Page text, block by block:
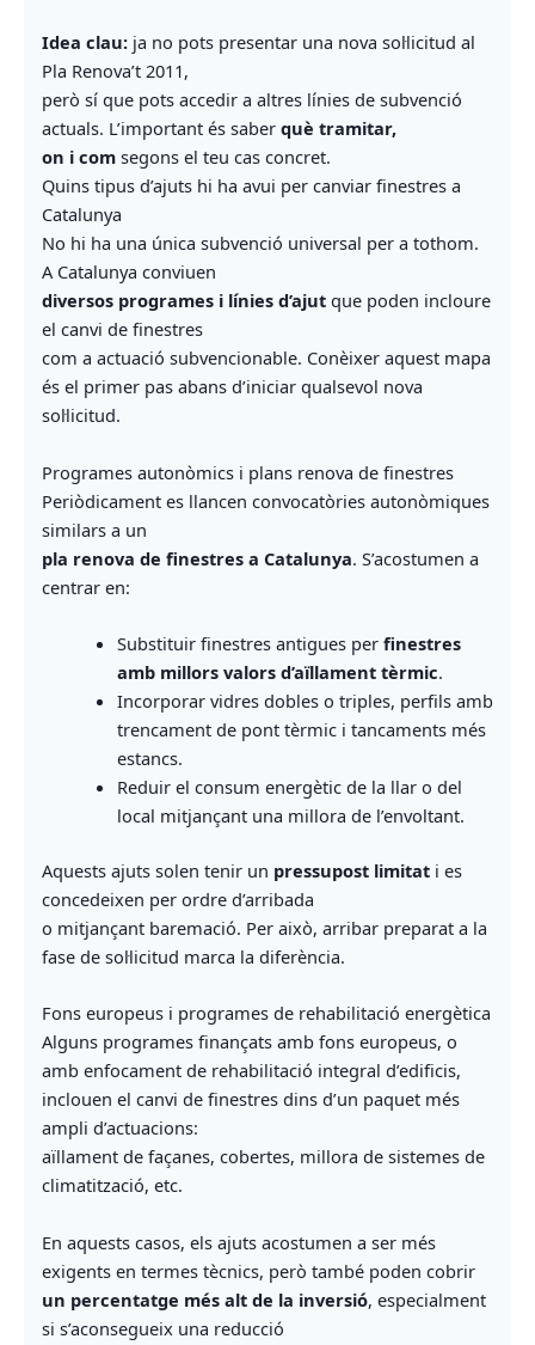
Idea clau:ja no pots presentar una nova sol·licitud al
Pla Renova’t 2011,
però sí que pots accedir a altres línies de subvenció
actuals. L’important és saber què tramitar,
on i comsegons el teu cas concret.
Quins tipus d’ajuts hi ha avui per canviar finestres a
Catalunya
No hi ha una única subvenció universal per a tothom.
A Catalunya conviuen
diversos programes i línies d’ajutque poden incloure
el canvi de finestres
com a actuació subvencionable. Conèixer aquest mapa
és el primer pas abans d’iniciar qualsevol nova
sol·licitud.
Programes autonòmics i plans renova de finestres
Periòdicament es llancen convocatòries autonòmiques
similars a un
pla renova de finestres a Catalunya. S’acostumen a
centrar en:
Substituir finestres antigues perfinestres
amb millors valors d’aïllament tèrmic.
Incorporar vidres dobles o triples, perfils amb
trencament de pont tèrmic i tancaments més
estancs.
Reduir el consum energètic de la llar o del
local mitjançant una millora de l’envoltant.
Aquests ajuts solen tenir un pressupost limitati es
concedeixen per ordre d’arribada
o mitjançant baremació. Per això, arribar preparat a la
fase de sol·licitud marca la diferència.
Fons europeus i programes de rehabilitació energètica
Alguns programes finançats amb fons europeus, o
amb enfocament de rehabilitació integral d’edificis,
inclouen el canvi de finestres dins d’un paquet més
ampli d’actuacions:
aïllament de façanes, cobertes, millora de sistemes de
climatització, etc.
En aquests casos, els ajuts acostumen a ser més
exigents en termes tècnics, però també poden cobrir
un percentatge més alt de la inversió, especialment
si s’aconsegueix una reducció